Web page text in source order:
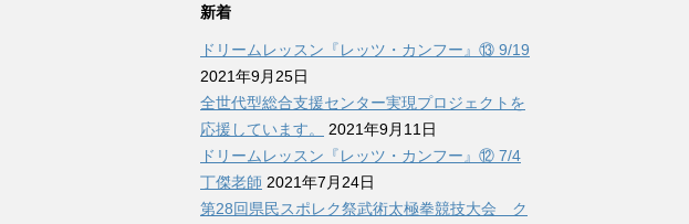
新着
ドリームレッスン『レッツ・カンフー』⑬ 9/19
2021年9月25日
全世代型総合支援センター実現プロジェクトを
応援しています。
2021年9月11日
ドリームレッスン『レッツ・カンフー』⑫ 7/4
丁傑老師 2021年7月24日
第28回県民スポレク祭武術太極拳競技大会 ク